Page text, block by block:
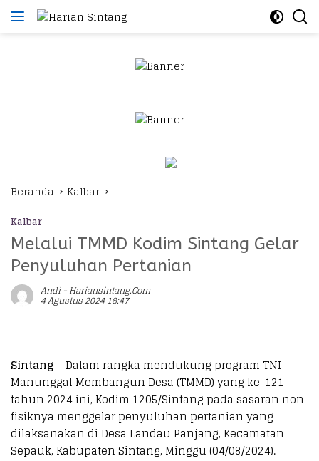
Langsung
ke
Beranda Kalbar
Kalbar
Melalui TMMD Kodim Sintang Gelar
Penyuluhan Pertanian
Andi - Hariansintang.com
4 Agustus 2024 18:47
Sintang– Dalam rangka mendukung program TNI
Manunggal Membangun Desa (TMMD) yang ke-121
tahun 2024 ini, Kodim 1205/Sintang pada sasaran non
fisiknya menggelar penyuluhan pertanian yang
dilaksanakan di Desa Landau Panjang, Kecamatan
Sepauk, Kabupaten Sintang, Minggu (04/08/2024).